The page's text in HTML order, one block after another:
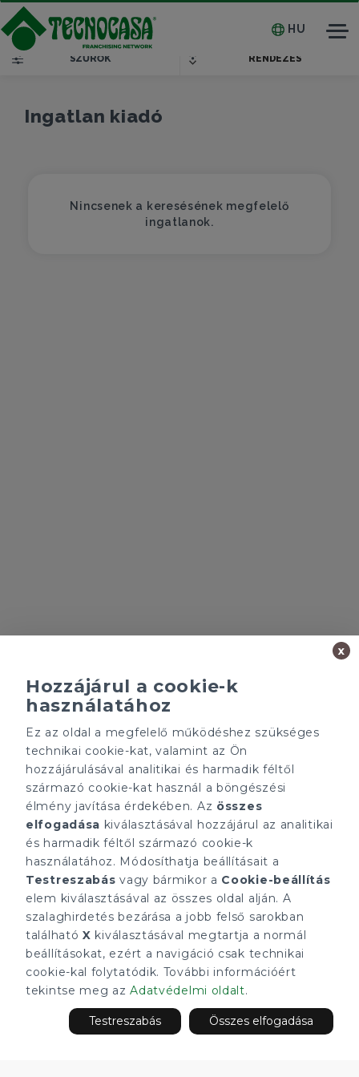
HU
Ingatlan kiadó
SZŰRŐK RENDEZÉS
Nincsenek a keresésének megfelelő
ingatlanok.
Minden ügynökségnek saját tulajdonosa van és önállóan
működik.
ÁRFOLYAM 06/08/2026
EUR 363.03 HUF
CÉGÜNK
Gruppo T.F.M. Szolgáltató
ELÉRHETŐSÉGEINK
Hozzájárul a cookie-k
használatához
Ez az oldal a megfelelő működéshez szükséges
technikai cookie-kat, valamint az Ön
hozzájárulásával analitikai és harmadik féltől
származó cookie-kat használ a böngészési
élmény javítása érdekében. Az összes
elfogadása kiválasztásával hozzájárul az analitikai
és harmadik féltől származó cookie-k
használatához. Módosíthatja beállításait a
Testreszabás vagy bármikor a Cookie-beállítás
elem kiválasztásával az összes oldal alján. A
szalaghirdetés bezárása a jobb felső sarokban
található X kiválasztásával megtartja a normál
beállításokat, ezért a navigáció csak technikai
cookie-kal folytatódik. További információért
tekintse meg azAdatvédelmi oldalt.
x
Összes elfogadása
Testreszabás